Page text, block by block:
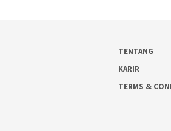
TENTANG
KARIR
TERMS &